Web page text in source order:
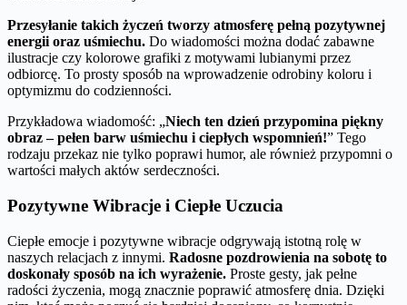
Przesyłanie takich życzeń tworzy atmosferę pełną pozytywnej
energii oraz uśmiechu. Do wiadomości można dodać zabawne
ilustracje czy kolorowe grafiki z motywami lubianymi przez
odbiorcę. To prosty sposób na wprowadzenie odrobiny koloru i
optymizmu do codzienności.
Przykładowa wiadomość: „Niech ten dzień przypomina piękny
obraz – pełen barw uśmiechu i ciepłych wspomnień!” Tego
rodzaju przekaz nie tylko poprawi humor, ale również przypomni o
wartości małych aktów serdeczności.
Pozytywne Wibracje i Ciepłe Uczucia
Ciepłe emocje i pozytywne wibracje odgrywają istotną rolę w
naszych relacjach z innymi. Radosne pozdrowienia na sobotę to
doskonały sposób na ich wyrażenie. Proste gesty, jak pełne
radości życzenia, mogą znacznie poprawić atmosferę dnia. Dzięki